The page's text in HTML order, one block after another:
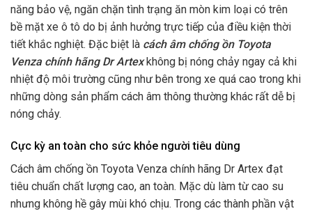
năng bảo vệ, ngăn chặn tình trạng ăn mòn kim loại có trên
bề mặt xe ô tô do bị ảnh hưởng trực tiếp của điều kiện thời
tiết khắc nghiệt. Đặc biệt là cách âm chống ồn Toyota
Venza chính hãng Dr Artexkhông bị nóng chảy ngay cả khi
nhiệt độ môi trường cũng như bên trong xe quá cao trong khi
những dòng sản phẩm cách âm thông thường khác rất dễ bị
nóng chảy.
Cực kỳ an toàn cho sức khỏe người tiêu dùng
Cách âm chống ồn Toyota Venza chính hãng Dr Artex đạt
tiêu chuẩn chất lượng cao, an toàn. Mặc dù làm từ cao su
nhưng không hề gây mùi khó chịu. Trong các thành phần vật